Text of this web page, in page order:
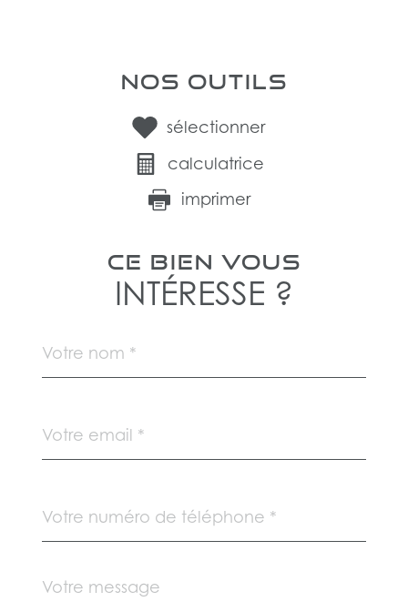
NOS OUTILS
sélectionner
calculatrice
imprimer
CE BIEN VOUS
INTÉRESSE ?
par
*
*
*
Fieldset
Message
*